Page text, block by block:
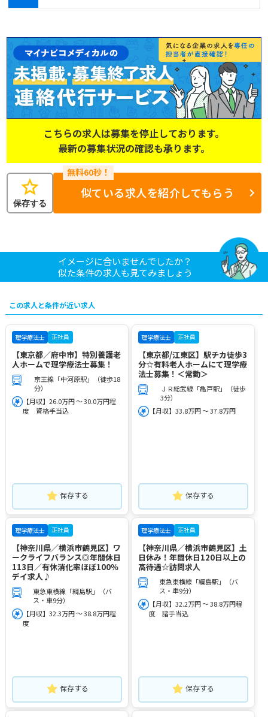
こちらの求人は募集を停止しております。
最新の募集状況の確認も承ります。
star
保存する
似ている求人を紹介してもらう
イメージに合いませんでしたか？
似た条件の求人も見てみましょう
この求人と条件が近い求人
理学療法士 正社員
【東京都／府中市】特別養護老
人ホームで理学療法士募集！
京王線「中河原駅」（徒歩18
分）
【月収】26.0万円 ～ 30.0万円程
度 資格手当込
保存する
理学療法士 正社員
【東京都/江東区】駅チカ徒歩3
分☆有料老人ホームにて理学療
法士募集！＜常勤＞
ＪＲ総武線「亀戸駅」（徒歩
3分）
【月収】33.8万円 ～ 37.8万円
保存する
理学療法士 正社員
【神奈川県／横浜市鶴見区】ワ
ークライフバランス◎年間休日
113日／有休消化率ほぼ100％
デイ求人♪
東急東横線「綱島駅」（バ
ス・車9分）
【月収】32.3万円 ～ 38.8万円程
度
保存する
理学療法士 正社員
【神奈川県／横浜市鶴見区】土
日休み！年間休日120日以上の
高待遇☆訪問求人
東急東横線「綱島駅」（バ
ス・車9分）
【月収】32.2万円 ～ 38.8万円程
度 諸手当込
保存する